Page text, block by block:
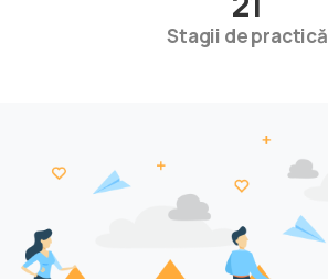
Stagii de practică